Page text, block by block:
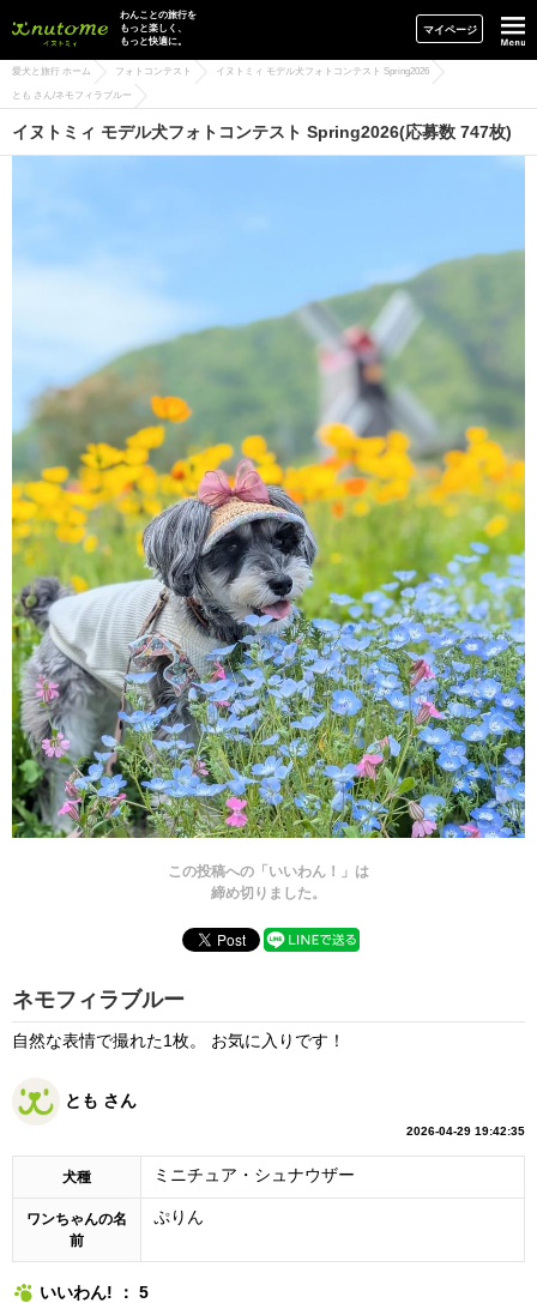
イヌトミィ
わんことの旅行を
もっと楽しく、
もっと快適に。
マイページ
愛犬と旅行 ホーム フォトコンテスト イヌトミィ モデル犬フォトコンテスト Spring2026
とも さん/ネモフィラブルー
イヌトミィ モデル犬フォトコンテスト Spring2026(応募数 747枚)
この投稿への「いいわん！」は
締め切りました。
ネモフィラブルー
自然な表情で撮れた1枚。 お気に入りです！
とも さん
2026-04-29 19:42:35
犬種 ミニチュア・シュナウザー
ワンちゃんの名
前
ぷりん
いいわん! ： 5